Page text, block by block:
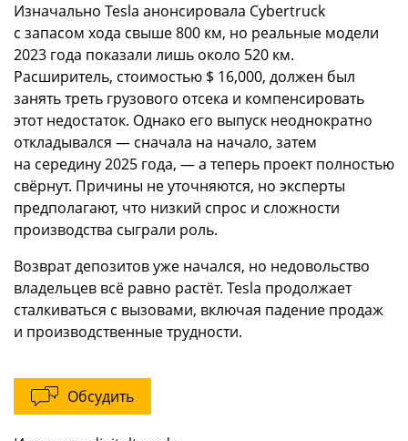
Изначально Tesla анонсировала Cybertruck
с запасом хода свыше 800 км, но реальные модели
2023 года показали лишь около 520 км.
Расширитель, стоимостью $ 16,000, должен был
занять треть грузового отсека и компенсировать
этот недостаток. Однако его выпуск неоднократно
откладывался — сначала на начало, затем
на середину 2025 года, — а теперь проект полностью
свёрнут. Причины не уточняются, но эксперты
предполагают, что низкий спрос и сложности
производства сыграли роль.
Возврат депозитов уже начался, но недовольство
владельцев всё равно растёт. Tesla продолжает
сталкиваться с вызовами, включая падение продаж
и производственные трудности.
Обсудить